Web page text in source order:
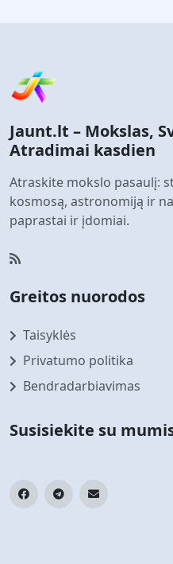
Jaunt.lt – Mokslas,
Atradimai kasdien
Atraskite mokslo pasaulį:
kosmosą, astronomiją ir
paprastai ir įdomiai.
Greitos nuorodos
Taisyklės
Privatumo politika
Bendradarbiavimas
Susisiekite su